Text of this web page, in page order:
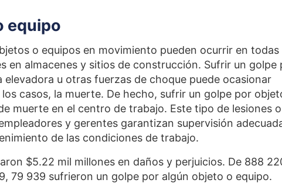
equipo
o equipos en movimiento pueden ocurrir en todas
en almacenes y sitios de construcción. Sufrir un golpe
elevadora u otras fuerzas de choque puede ocasionar
casos, la muerte. De hecho, sufrir un golpe por
muerte en el centro de trabajo. Este tipo de lesiones o
y gerentes garantizan supervisión
de las condiciones de trabajo.
$5.22 mil millones en daños y perjuicios. De 888
79 939 sufrieron un golpe por algún objeto o equipo.